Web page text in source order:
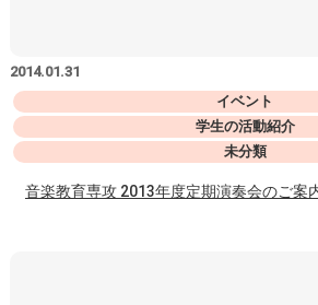
2014.01.31
イベント
学生の活動紹介
未分類
音楽教育専攻 2013年度定期演奏会のご案